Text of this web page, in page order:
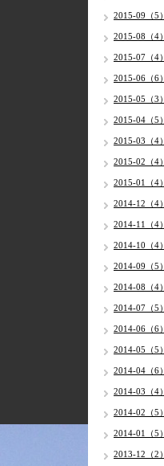
2015-09（5）
2015-08（4）
2015-07（4）
2015-06（6）
2015-05（3）
2015-04（5）
2015-03（4）
2015-02（4）
2015-01（4）
2014-12（4）
2014-11（4）
2014-10（4）
2014-09（5）
2014-08（4）
2014-07（5）
2014-06（6）
2014-05（5）
2014-04（6）
2014-03（4）
2014-02（5）
2014-01（5）
2013-12（2）